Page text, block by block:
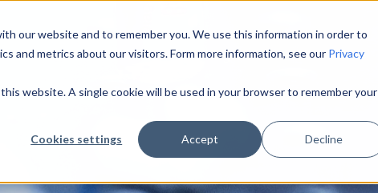
our website and to remember you. We use this information in order to
and metrics about our visitors. Form more information, see our Privacy
website. A single cookie will be used in your browser to remember your
Cookies settings Accept Decline
Priser Om os Learning Center